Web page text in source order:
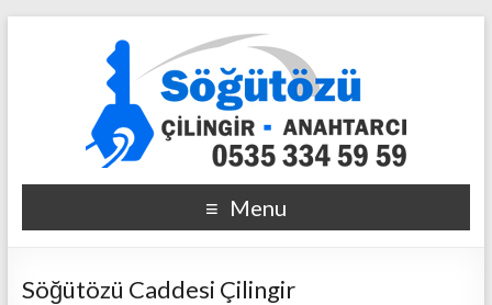
Menu
Söğütözü Caddesi Çilingir